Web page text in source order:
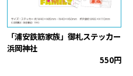
「浦安鉄筋家族」御札ステッカー
浜岡神社
550円